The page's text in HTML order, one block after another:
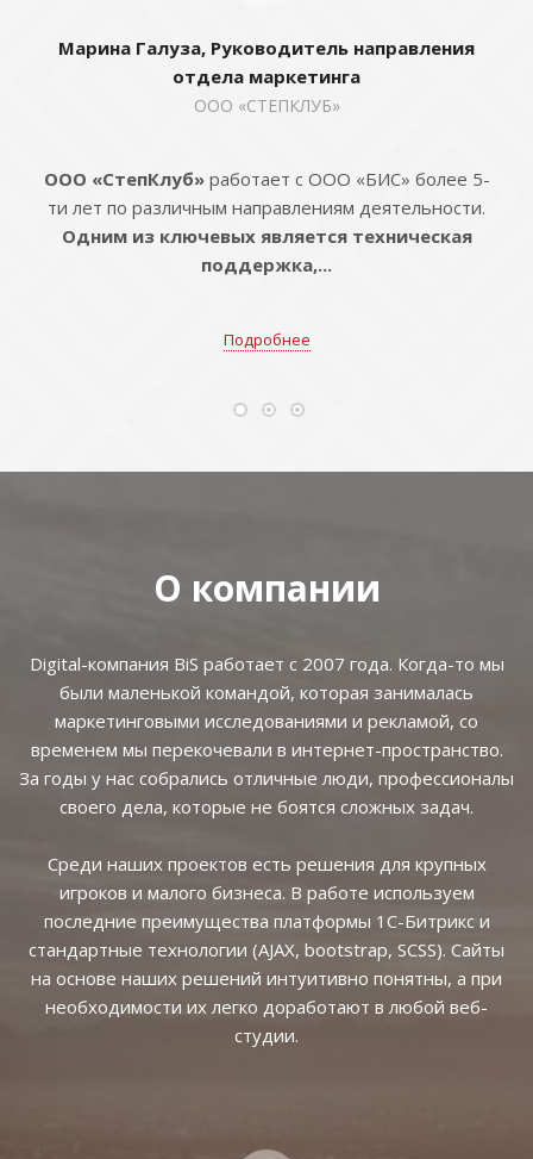
Марина Галуза, Руководитель направления
отдела маркетинга
ООО «СТЕПКЛУБ»
ООО «СтепКлуб»работает с ООО «БИС» более 5-
ти лет по различным направлениям деятельности.
Одним из ключевых является техническая
поддержка,...
Подробнее
О компании
Digital-компания BiS работает с 2007 года. Когда-то мы
были маленькой командой, которая занималась
маркетинговыми исследованиями и рекламой, со
временем мы перекочевали в интернет-пространство.
За годы у нас собрались отличные люди, профессионалы
своего дела, которые не боятся сложных задач.
Среди наших проектов есть решения для крупных
игроков и малого бизнеса. В работе используем
последние преимущества платформы 1С-Битрикс и
стандартные технологии (AJAX, bootstrap, SCSS). Сайты
на основе наших решений интуитивно понятны, а при
необходимости их легко доработают в любой веб-
студии.